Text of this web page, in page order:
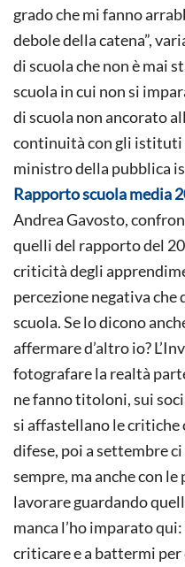
grado che mi fanno
debole della catena”,
di scuola che non è mai
scuola in cui non si
di scuola non ancorato
continuità con gli istituti
ministro della pubblica
Rapporto scuola media
Andrea Gavosto,
quelli del rapporto del
criticità degli
percezione negativa
scuola. Se lo dicono
affermare d’altro io?
fotografare la realtà
ne fanno titoloni, sui
si affastellano le critiche
difese, poi a settembre
sempre, ma anche con
lavorare guardando
manca l’ho imparato
criticare e a battermi per